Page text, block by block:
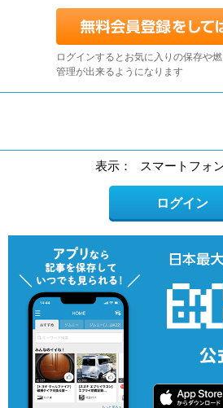
ログインするとお気に入りの保存や
管理が出来るようになります
表示： スマートフォ
ログイン